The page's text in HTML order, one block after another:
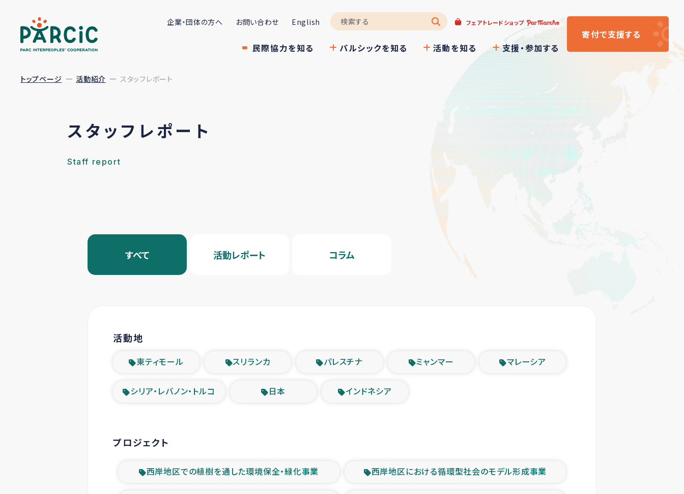
企業・団体の方へ お問い合わせ English フェアトレードショップ
民際協力を知る パルシックを知る 活動を知る 支援・参加する
寄付で支援する
トップページ 活動紹介 スタッフレポート
スタッフレポート
Staff report
すべて 活動レポート コラム
活動地
東ティモール スリランカ パレスチナ ミャンマー マレーシア
シリア・レバノン・トルコ 日本 インドネシア
プロジェクト
西岸地区での植樹を通した環境保全・緑化事業 西岸地区における循環型社会のモデル形成事業